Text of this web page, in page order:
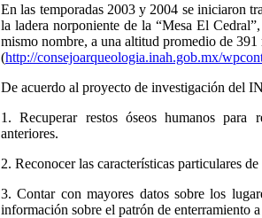
En las temporadas 2003 y 2004 se iniciaron
la ladera norponiente de la “Mesa El
mismo nombre, a una altitud promedio de 391
(http://consejoarqueologia.inah.gob.mx/
De acuerdo al proyecto de investigación del
1. Recuperar restos óseos humanos para
anteriores.
2. Reconocer las características particulares
3. Contar con mayores datos sobre los
información sobre el patrón de enterramiento